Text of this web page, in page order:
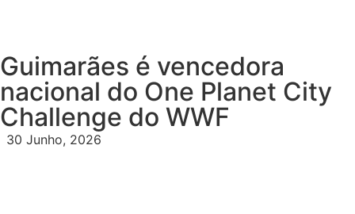
Guimarães é vencedora
nacional do One Planet City
Challenge do WWF
30 Junho, 2026